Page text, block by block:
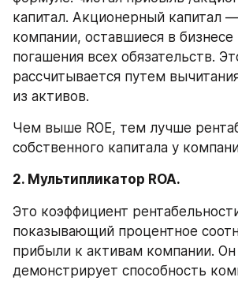
капитал. Акционерный капитал
компании, оставшиеся в бизнесе
погашения всех обязательств.
рассчитывается путем
из активов.
Чем выше ROE, тем лучше
собственного капитала у
2. Мультипликатор ROA.
Это коэффициент
показывающий процентное
прибыли к активам компании. Он
демонстрирует способность